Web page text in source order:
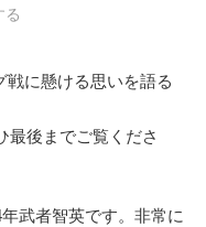
る
に懸ける思いを語る
最後までご覧くださ
武者智英です。非常に